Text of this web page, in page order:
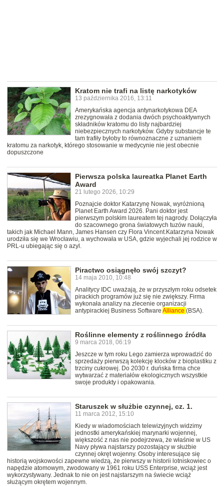
Kratom nie trafi na listę narkotyków
13 października 2016, 13:11
Amerykańska agencja antynarkotykowa DEA
zrezygnowała z dodania dwóch psychoaktywnych
składników kratomu do listy najbardziej
niebezpiecznych narkotyków. Gdyby substancje te
tam trafiły byłoby to równoznaczne z uznaniem
kratomu za narkotyk, którego stosowanie w medycynie nie jest obecnie
dopuszczone
Pierwsza polska laureatka Planet Earth
Award
21 lutego 2026, 10:29
Poznajcie doktor Katarzynę Nowak, wyróżnioną
Planet Earth Award 2026. Pani doktor jest
pierwszym polskim laureatem tej nagrody. Dołączyła
do szacownego grona światowych tuzów nauki,
takich jak Michael Mann, James Hansen czy Flora Vincent.Katarzyna Nowak
urodziła się we Wrocławiu, a wychowała w USA, gdzie wyjechali jej rodzice w
PRL-u ubiegając się o azyl.
Piractwo osiągnęło swój szczyt?
14 maja 2010, 10:48
Analitycy IDC uważają, że w przyszłym roku odsetek
pirackich programów już się nie zwiększy. Firma
wykonała analizy na zlecenie organizacji
antypirackiej Business Software Alliance (BSA).
Roślinne elementy z roślinnego źródła
9 marca 2018, 06:19
Jeszcze w tym roku Lego zamierza wprowadzić do
sprzedaży pierwszą kolekcję klocków z bioplastiku z
trzciny cukrowej. Do 2030 r. duńska firma chce
wytwarzać z materiałów ekologicznych wszystkie
swoje produkty i opakowania.
Staruszek w służbie czynnej, cz. 1.
11 marca 2012, 15:10
Kiedy w wiadomościach telewizyjnych widzimy
jednostki amerykańskiej marynarki wojennej,
większość z nas nie podejrzewa, że właśnie w US
Navy pływa najstarszy pozostający w służbie
czynnej okręt wojenny. Osoby interesujące się
historią wojskowości zapewne wiedzą, że pierwszy w historii lotniskowiec o
napędzie atomowym, zwodowany w 1961 roku USS Enterprise, wciąż jest
wykorzystywany. Jednak to nie on jest najstarszym na świecie wciąż
służącym okrętem wojennym.